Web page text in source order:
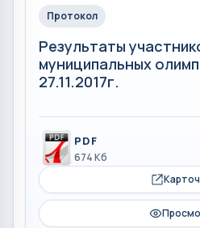
Протокол
Результаты
муниципальных
27.11.2017г.
PDF
674 Кб